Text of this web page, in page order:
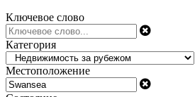
Ключевое слово
Категория
Местоположение